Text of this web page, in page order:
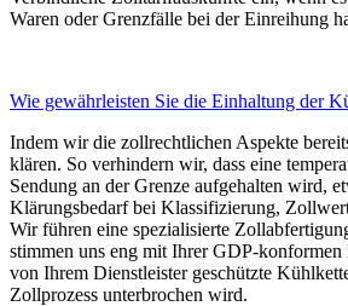
Waren oder Grenzfälle bei der Einreihung
Wie gewährleisten Sie die Einhaltung der
Indem wir die zollrechtlichen Aspekte
klären. So verhindern wir, dass eine
Sendung an der Grenze aufgehalten wird,
Klärungsbedarf bei Klassifizierung,
Wir führen eine spezialisierte
stimmen uns eng mit Ihrer GDP-
von Ihrem Dienstleister geschützte
Zollprozess unterbrochen wird.